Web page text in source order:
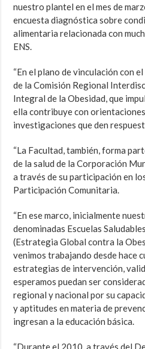
nuestro plantel en el mes de
encuesta diagnóstica sobre
alimentaria relacionada con
ENS.
“En el plano de vinculación con
de la Comisión Regional
Integral de la Obesidad, que
ella contribuye con
investigaciones que den
“La Facultad, también, forma
de la salud de la Corporación
a través de su participación en
Participación Comunitaria.
“En ese marco, inicialmente
denominadas Escuelas
(Estrategia Global contra la
venimos trabajando desde hace
estrategias de intervención,
esperamos puedan ser
regional y nacional por su
y aptitudes en materia de
ingresan a la educación básica.